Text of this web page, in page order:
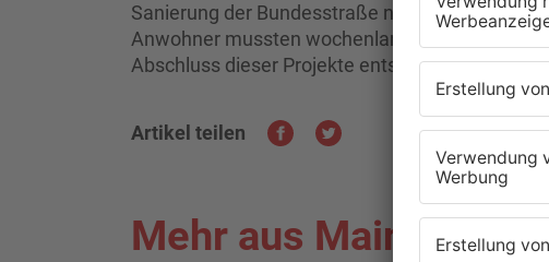
Sanierung der Bundesstraße nach Brachttal
Anwohner mussten wochenlang Umwege und
Abschluss dieser Projekte entspannt sich die
Artikel teilen
Mehr aus Main-